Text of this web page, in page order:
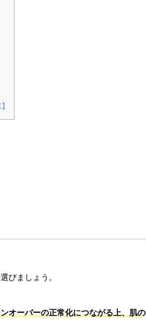
びましょう。
オーバーの正常化につながる上、肌の